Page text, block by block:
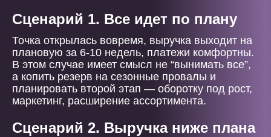
Сценарий 1. Все идет по плану
Точка открылась вовремя, выручка выходит на
плановую за 6-10 недель, платежи комфортны.
В этом случае имеет смысл не “вынимать все”,
а копить резерв на сезонные провалы и
планировать второй этап — оборотку под рост,
маркетинг, расширение ассортимента.
Сценарий 2. Выручка ниже плана